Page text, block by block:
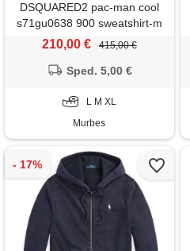
DSQUARED2 pac-man cool
s71gu0638 900 sweatshirt-m
210,00 € 415,00 €
Sped. 5,00 €
L M XL
Murbes